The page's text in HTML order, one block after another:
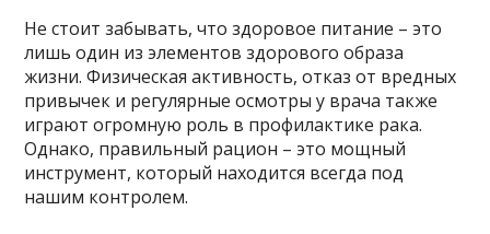
Не стоит забывать, что здоровое питание – это
лишь один из элементов здорового образа
жизни. Физическая активность, отказ от вредных
привычек и регулярные осмотры у врача также
играют огромную роль в профилактике рака.
Однако, правильный рацион – это мощный
инструмент, который находится всегда под
нашим контролем.